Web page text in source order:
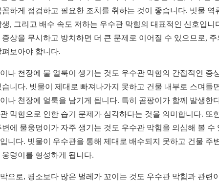
꼼하게 점검하고 필요한 조치를 취하는 것이 좋습니다. 빗물 역
생, 그리고 배수 속도 저하는 우수관 막힘의 대표적인 신호입니
증상을 무시하고 방치하면 더 큰 문제로 이어질 수 있으므로, 주
펴보아야 합니다.
나 천장에 물 얼룩이 생기는 것도 우수관 막힘의 간접적인 증
습니다. 빗물이 제대로 빠져나가지 못하고 건물 내부로 스며들
나 천장에 얼룩을 남기게 됩니다. 특히 곰팡이가 함께 발생한
막힘으로 인한 습기 문제가 심각하다는 것을 의미합니다. 또
변에 물웅덩이가 자주 생기는 것도 우수관 막힘을 의심해 볼 수
니다. 빗물이 우수관을 통해 제대로 배수되지 못하고 건물 주
웅덩이를 형성하게 됩니다.
으로, 평소보다 많은 벌레가 꼬이는 것도 우수관 막힘과 관련